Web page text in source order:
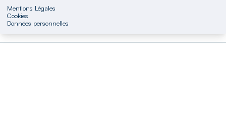
Mentions Légales
Cookies
Données personnelles